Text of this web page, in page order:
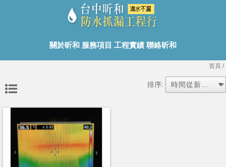
關於昕和 服務項目 工程實績 聯絡昕和
首頁/
排序: